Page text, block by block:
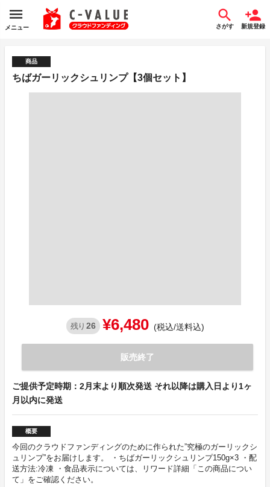
メニュー さがす 新規登録
商品
ちばガーリックシュリンプ【3個セット】
残り 26 ¥6,480 (税込/送料込)
販売終了
ご提供予定時期：2月末より順次発送 それ以降は購入日より1ヶ
月以内に発送
概要
今回のクラウドファンディングのために作られた”究極のガーリックシ
ュリンプ”をお届けします。 ・ちばガーリックシュリンプ150g×3 ・配
送方法:冷凍 ・食品表示については、リワード詳細「この商品につい
て」をご確認ください。